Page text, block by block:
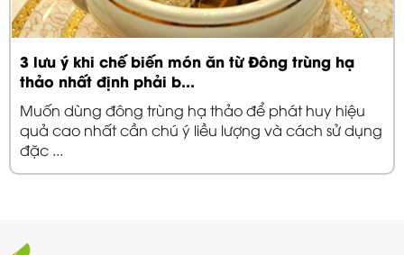
3 lưu ý khi chế biến món ăn từ Đông trùng hạ
thảo nhất định phải b...
Muốn dùng đông trùng hạ thảo để phát huy hiệu
quả cao nhất cần chú ý liều lượng và cách sử dụng
đặc ...